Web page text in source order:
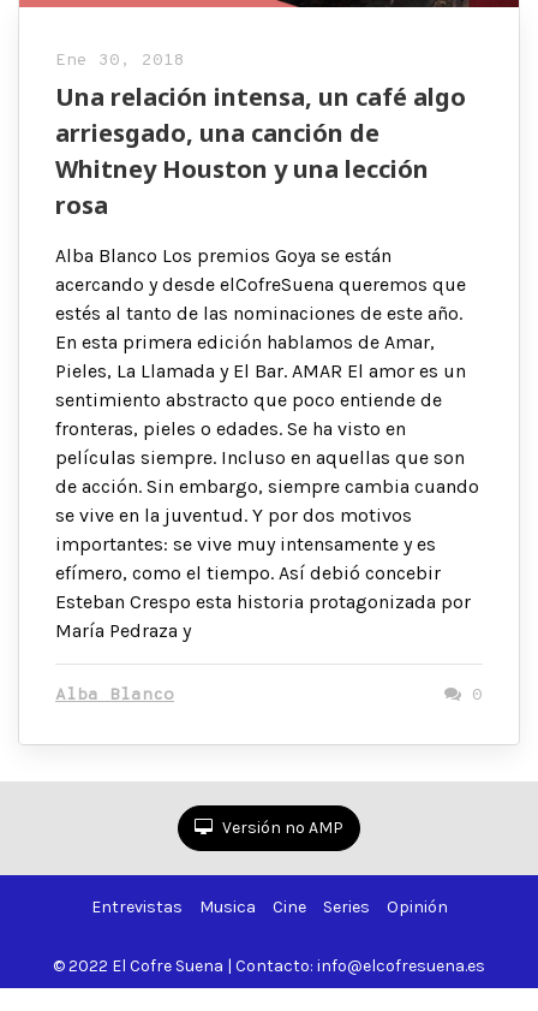
Ene 30, 2018
Una relación intensa, un café algo
arriesgado, una canción de
Whitney Houston y una lección
rosa
Alba Blanco Los premios Goya se están
acercando y desde elCofreSuena queremos que
estés al tanto de las nominaciones de este año.
En esta primera edición hablamos de Amar,
Pieles, La Llamada y El Bar. AMAR El amor es un
sentimiento abstracto que poco entiende de
fronteras, pieles o edades. Se ha visto en
películas siempre. Incluso en aquellas que son
de acción. Sin embargo, siempre cambia cuando
se vive en la juventud. Y por dos motivos
importantes: se vive muy intensamente y es
efímero, como el tiempo. Así debió concebir
Esteban Crespo esta historia protagonizada por
María Pedraza y
Alba Blanco 0
Versión no AMP
Entrevistas Musica Cine Series Opinión
© 2022 El Cofre Suena | Contacto: info@elcofresuena.es